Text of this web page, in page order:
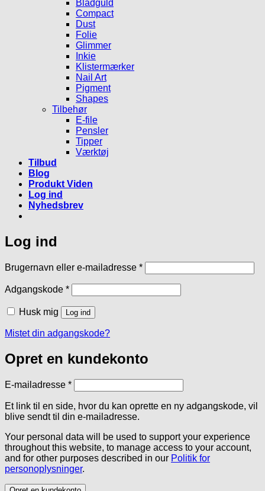
Bladguld
Compact
Dust
Folie
Glimmer
Inkie
Klistermærker
Nail Art
Pigment
Shapes
Tilbehør
E-file
Pensler
Tipper
Værktøj
Tilbud
Blog
Produkt Viden
Log ind
Nyhedsbrev
Log ind
Brugernavn eller e-mailadresse *Påkrævet
Adgangskode *Påkrævet
Husk mig Log ind
Mistet din adgangskode?
Opret en kundekonto
E-mailadresse *Påkrævet
Et link til en side, hvor du kan oprette en ny adgangskode, vil
blive sendt til din e-mailadresse.
Your personal data will be used to support your experience
throughout this website, to manage access to your account,
and for other purposes described in our Politik for
personoplysninger.